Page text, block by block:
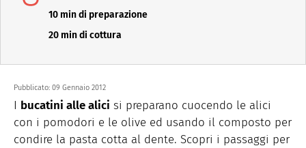
10 min di preparazione
20 min di cottura
Pubblicato: 09 Gennaio 2012
I bucatini alle alici si preparano cuocendo le alici
con i pomodori e le olive ed usando il composto per
condire la pasta cotta al dente. Scopri i passaggi per